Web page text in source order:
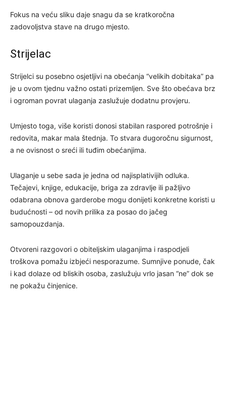
Fokus na veću sliku daje snagu da se kratkoročna
zadovoljstva stave na drugo mjesto.
Strijelac
Strijelci su posebno osjetljivi na obećanja “velikih dobitaka” pa
je u ovom tjednu važno ostati prizemljen. Sve što obećava brz
i ogroman povrat ulaganja zaslužuje dodatnu provjeru.
Umjesto toga, više koristi donosi stabilan raspored potrošnje i
redovita, makar mala štednja. To stvara dugoročnu sigurnost,
a ne ovisnost o sreći ili tuđim obećanjima.
Ulaganje u sebe sada je jedna od najisplativijih odluka.
Tečajevi, knjige, edukacije, briga za zdravlje ili pažljivo
odabrana obnova garderobe mogu donijeti konkretne koristi u
budućnosti – od novih prilika za posao do jačeg
samopouzdanja.
Otvoreni razgovori o obiteljskim ulaganjima i raspodjeli
troškova pomažu izbjeći nesporazume. Sumnjive ponude, čak
i kad dolaze od bliskih osoba, zaslužuju vrlo jasan “ne” dok se
ne pokažu činjenice.